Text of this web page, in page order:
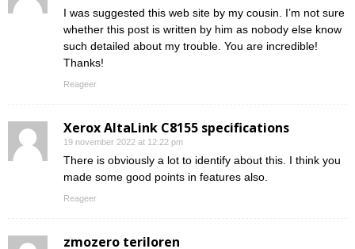
I was suggested this web site by my cousin. I’m not sure
whether this post is written by him as nobody else know
such detailed about my trouble. You are incredible!
Thanks!
Reageer
Xerox AltaLink C8155 specifications
19 november 2022 at 12:22 pm
There is obviously a lot to identify about this. I think you
made some good points in features also.
Reageer
zmozero teriloren